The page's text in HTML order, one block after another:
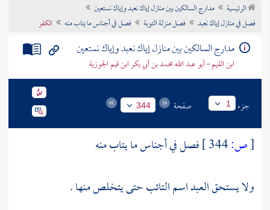
تراجم الأعلام
الرئيسية
مدارج السالكين بين منازل إياك نعبد وإياك نستعين
فصل في منازل إياك نعبد
فصل منزلة التوبة فصل في أجناس ما يتاب منه الكفر
مدارج السالكين بين منازل إياك نعبد وإياك نستعين
ابن القيم - أبو عبد الله محمد بن أبي بكر ابن قيم الجوزية
جزء 1 صفحة 344
[ص:
فصل في أجناس ما يتاب منه
ولا يستحق العبد اسم التائب حتى يتخلص منها .